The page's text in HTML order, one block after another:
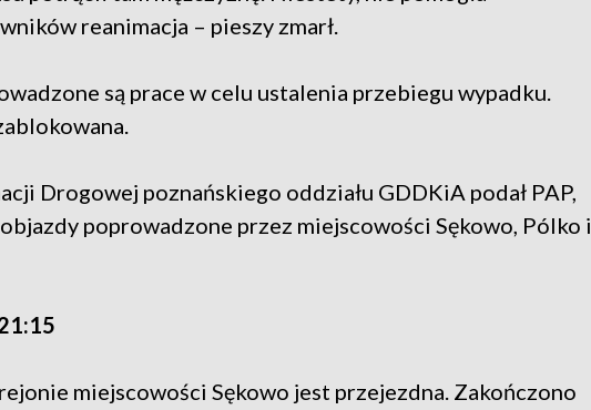
reanimacja – pieszy zmarł.
są prace w celu ustalenia przebiegu wypadku.
Drogowej poznańskiego oddziału GDDKiA podał PAP,
poprowadzone przez miejscowości Sękowo, Pólko i
miejscowości Sękowo jest przejezdna. Zakończono